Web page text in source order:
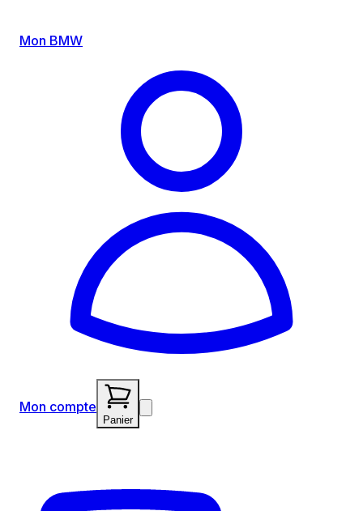
Mon BMW
Mon compte
Panier